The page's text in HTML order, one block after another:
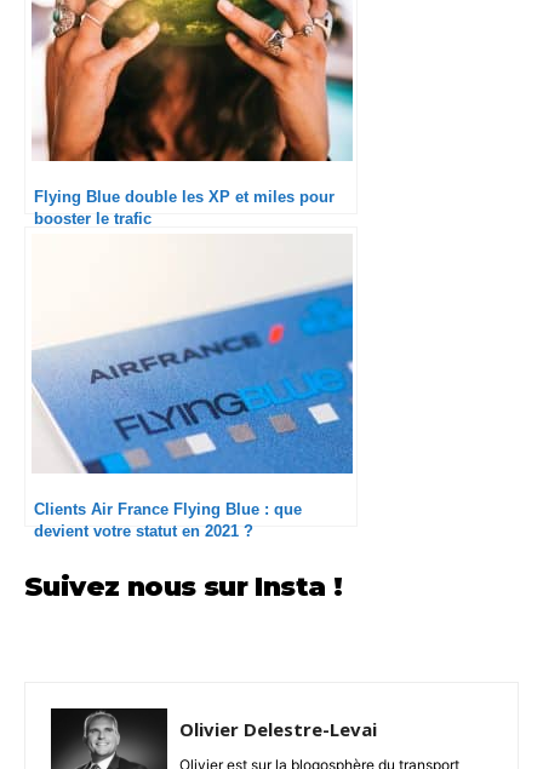
Flying Blue double les XP et miles pour
booster le trafic
Clients Air France Flying Blue : que
devient votre statut en 2021 ?
Suivez nous sur Insta !
Olivier Delestre-Levai
Olivier est sur la blogosphère du transport